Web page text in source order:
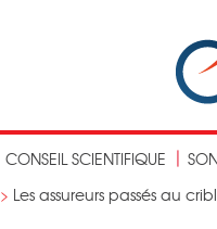
CONSEIL SCIENTIFIQUE
> Les assureurs passés au